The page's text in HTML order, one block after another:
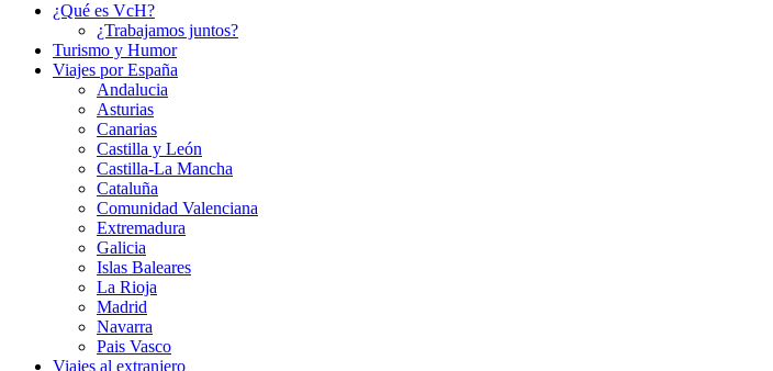
¿Qué es VcH?
¿Trabajamos juntos?
Turismo y Humor
Viajes por España
Andalucia
Asturias
Canarias
Castilla y León
Castilla-La Mancha
Cataluña
Comunidad Valenciana
Extremadura
Galicia
Islas Baleares
La Rioja
Madrid
Navarra
Pais Vasco
Viajes al extranjero